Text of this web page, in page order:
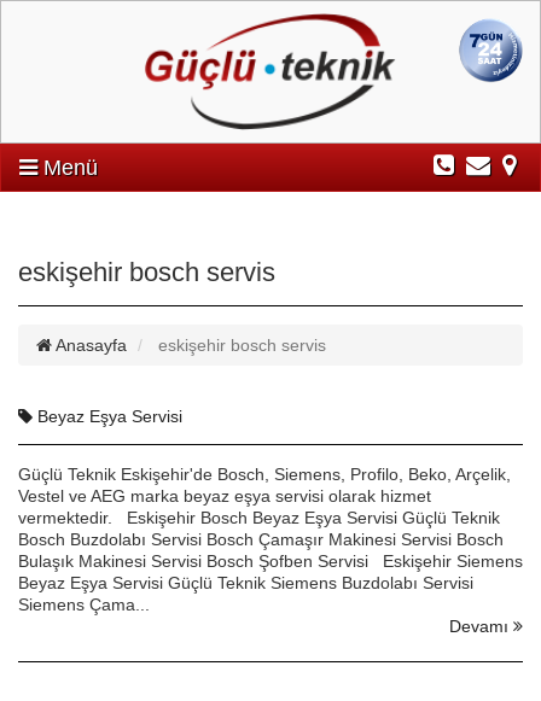
Menü
eskişehir bosch servis
Anasayfa eskişehir bosch servis
Beyaz Eşya Servisi
Güçlü Teknik Eskişehir'de Bosch, Siemens, Profilo, Beko, Arçelik,
Vestel ve AEG marka beyaz eşya servisi olarak hizmet
vermektedir. Eskişehir Bosch Beyaz Eşya Servisi Güçlü Teknik
Bosch Buzdolabı Servisi Bosch Çamaşır Makinesi Servisi Bosch
Bulaşık Makinesi Servisi Bosch Şofben Servisi Eskişehir Siemens
Beyaz Eşya Servisi Güçlü Teknik Siemens Buzdolabı Servisi
Siemens Çama...
Devamı